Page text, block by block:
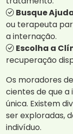
Busque
ou terapeuta
a internação.
Escolha a
recuperação
Os moradores
cientes de que
única. Existem
ser exploradas,
indivíduo.